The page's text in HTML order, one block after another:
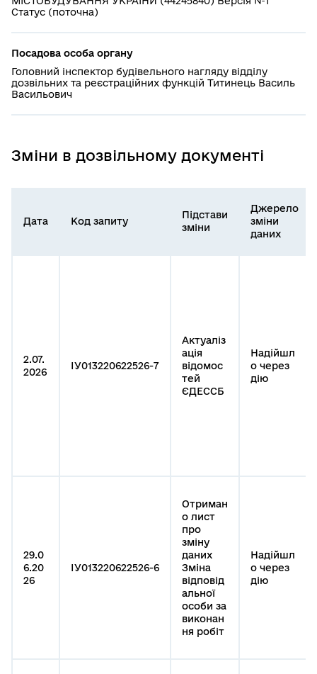
Статус (поточна)
Посадова особа органу
Головний інспектор будівельного нагляду відділу
дозвільних та реєстраційних функцій Титинець Василь
Васильович
Зміни в дозвільному документі
Дата Код запиту
Підстави
зміни
Джерело
зміни
даних
2.07.
2026
ІУ013220622526-7
Актуаліз
ація
відомос
тей
ЄДЕССБ
Надійшл
о через
дію
29.0
6.20
26
ІУ013220622526-6
Отриман
о лист
про
зміну
даних
Зміна
відповід
альної
особи за
виконан
ня робіт
Надійшл
о через
дію